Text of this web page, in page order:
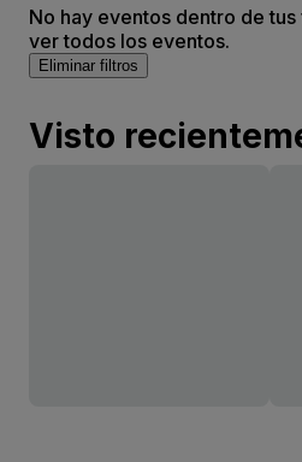
No hay eventos dentro de
ver todos los eventos.
Eliminar filtros
Visto